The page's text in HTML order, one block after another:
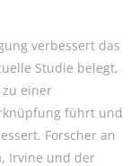
verbessert das
Studie belegt,
einer
führt und
Forscher an
Irvine und der